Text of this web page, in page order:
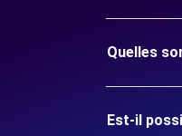
Quelles
Est-il